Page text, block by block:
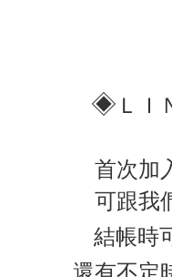
◈ ＬＩ
首次加
可跟我
結帳時
還有不定